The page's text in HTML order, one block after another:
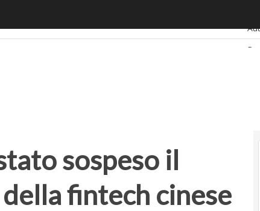
sospeso il
fintech cinese